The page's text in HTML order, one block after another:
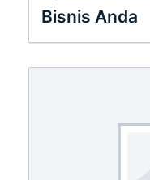
Bisnis Anda